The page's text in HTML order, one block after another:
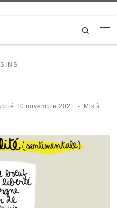
Search
10 novembre 2021 -
Mis à